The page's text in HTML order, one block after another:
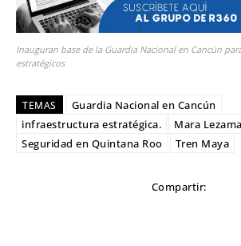
Inauguran base de la Guardia Nacional en Cancún
estratégicos
TEMAS
Guardia Nacional en Cancún
infraestructura estratégica.
Mara Lezama
Seguridad en Quintana Roo
Tren Maya
Compartir: